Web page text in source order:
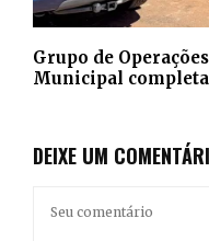
Grupo de
Municipal
DEIXE UM